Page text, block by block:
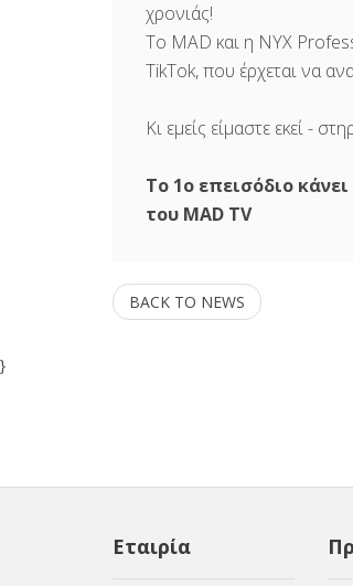
χρονιάς!
Το MAD και η NYX
TikTok, που έρχεται να
Κι εμείς είμαστε εκεί -
Το 1ο επεισόδιο
του MAD TV
BACK TO NEWS
}
Εταιρία